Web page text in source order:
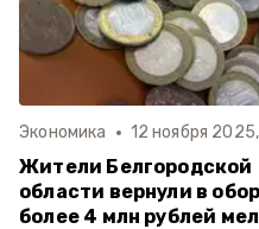
Экономика 12 ноября
Жители Белгородской
области вернули в
более 4 млн рублей